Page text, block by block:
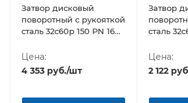
Затвор дисковый
поворотный с рукояткой
сталь 32с60р 150 PN 16
Цена:
4 353 руб./шт
Затвор
сталь
Цена:
2 122